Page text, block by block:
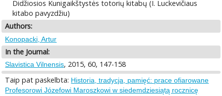
Didžiosios Kunigaikštystės totorių kitabų (I. Luckevičiaus
kitabo pavyzdžiu)
Authors:
Konopacki, Artur
In the Journal:
Slavistica Vilnensis, 2015, 60, 147-158
Taip pat paskelbta: Historia, tradycja, pamięć: prace ofiarowane
Profesorowi Józefowi Maroszkowi w siedemdziesiątą rocznicę